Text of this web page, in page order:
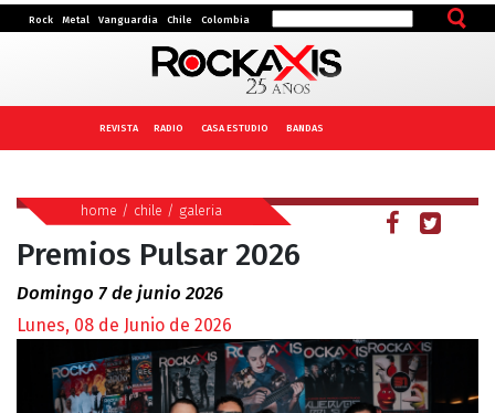
Rock Metal Vanguardia Chile Colombia
REVISTA RADIO CASA ESTUDIO BANDAS
home / chile / galeria
Premios Pulsar 2026
Domingo 7 de junio 2026
Lunes, 08 de Junio de 2026